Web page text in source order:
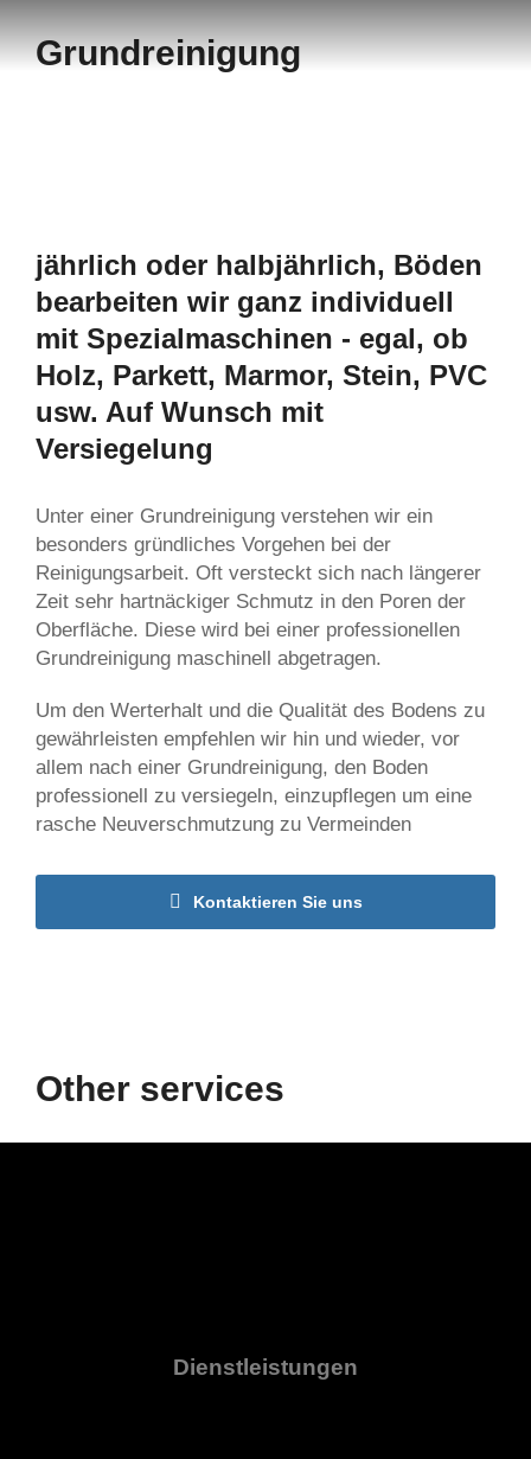
Grundreinigung
jährlich oder halbjährlich, Böden
bearbeiten wir ganz individuell
mit Spezialmaschinen - egal, ob
Holz, Parkett, Marmor, Stein, PVC
usw. Auf Wunsch mit
Versiegelung
Unter einer Grundreinigung verstehen wir ein
besonders gründliches Vorgehen bei der
Reinigungsarbeit. Oft versteckt sich nach längerer
Zeit sehr hartnäckiger Schmutz in den Poren der
Oberfläche. Diese wird bei einer professionellen
Grundreinigung maschinell abgetragen.
Um den Werterhalt und die Qualität des Bodens zu
gewährleisten empfehlen wir hin und wieder, vor
allem nach einer Grundreinigung, den Boden
professionell zu versiegeln, einzupflegen um eine
rasche Neuverschmutzung zu Vermeinden
Kontaktieren Sie uns
Other services
Dienstleistungen